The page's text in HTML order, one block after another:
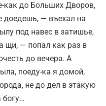
как до Больших Дворов,
доедешь, — въехал на
под навес в затишье,
щи, — попал как раз в
до вечера. А
поеду-ка я домой,
не до дел в этакую
богу…